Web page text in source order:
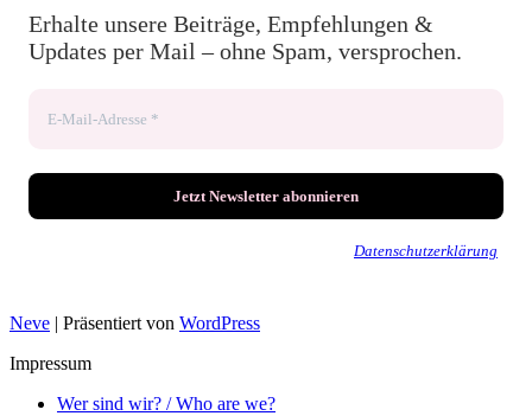
Erhalte unsere Beiträge, Empfehlungen &
Updates per Mail – ohne Spam, versprochen.
Datenschutzerklärung
Neve | Präsentiert von WordPress
Impressum
Wer sind wir? / Who are we?